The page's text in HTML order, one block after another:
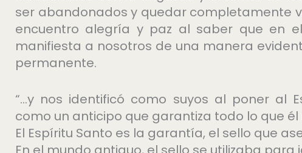
ser abandonados y quedar completamente
encuentro alegría y paz al saber que en
manifiesta a nosotros de una manera
permanente.
“…y nos identificó como suyos al poner al
como un anticipo que garantiza todo lo que él
El Espíritu Santo es la garantía, el sello que